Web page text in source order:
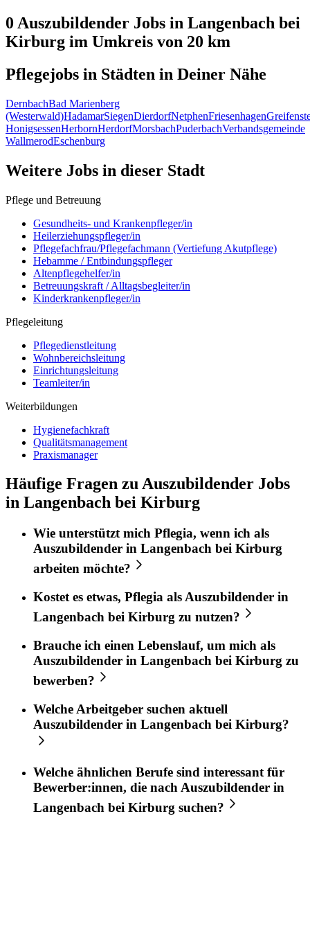
0 Auszubildender Jobs in Langenbach bei
Kirburg im Umkreis von 20 km
Pflegejobs in Städten in Deiner Nähe
DernbachBad Marienberg
(Westerwald)HadamarSiegenDierdorfNetphenFriesenhagen
HonigsessenHerbornHerdorfMorsbachPuderbachVerbandsgemeinde
WallmerodEschenburg
Weitere Jobs in dieser Stadt
Pflege und Betreuung
Gesundheits- und Krankenpfleger/in
Heilerziehungspfleger/in
Pflegefachfrau/Pflegefachmann (Vertiefung Akutpflege)
Hebamme / Entbindungspfleger
Altenpflegehelfer/in
Betreuungskraft / Alltagsbegleiter/in
Kinderkrankenpfleger/in
Pflegeleitung
Pflegedienstleitung
Wohnbereichsleitung
Einrichtungsleitung
Teamleiter/in
Weiterbildungen
Hygienefachkraft
Qualitätsmanagement
Praxismanager
Häufige Fragen zu Auszubildender Jobs
in Langenbach bei Kirburg
Wie unterstützt mich Pflegia, wenn ich als
Auszubildender in Langenbach bei Kirburg
arbeiten möchte?
Kostet es etwas, Pflegia als Auszubildender in
Langenbach bei Kirburg zu nutzen?
Brauche ich einen Lebenslauf, um mich als
Auszubildender in Langenbach bei Kirburg zu
bewerben?
Welche Arbeitgeber suchen aktuell
Auszubildender in Langenbach bei Kirburg?
Welche ähnlichen Berufe sind interessant für
Bewerber:innen, die nachAuszubildender in
Langenbach bei Kirburg suchen?